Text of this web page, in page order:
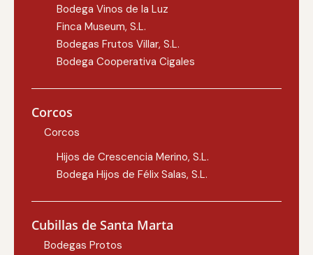
Bodega Vinos de la Luz
Finca Museum, S.L.
Bodegas Frutos Villar, S.L.
Bodega Cooperativa Cigales
Corcos
Corcos
Hijos de Crescencia Merino, S.L.
Bodega Hijos de Félix Salas, S.L.
Cubillas de Santa Marta
Bodegas Protos